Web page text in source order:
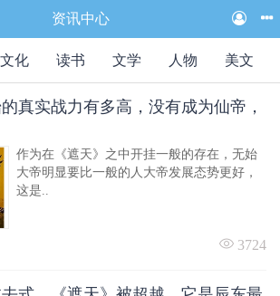
资讯中心
文化 读书 文学 人物 美文
的真实战力有多高，没有成为仙帝，
作为在《遮天》之中开挂一般的存在，无始
大帝明显要比一般的人大帝发展态势更好，
这是..
3724